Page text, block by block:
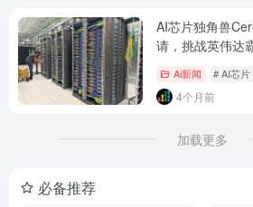
AI芯片独角兽
请，挑战英伟达
Ai新闻 # AI芯片
4个月前
加载更多
必备推荐